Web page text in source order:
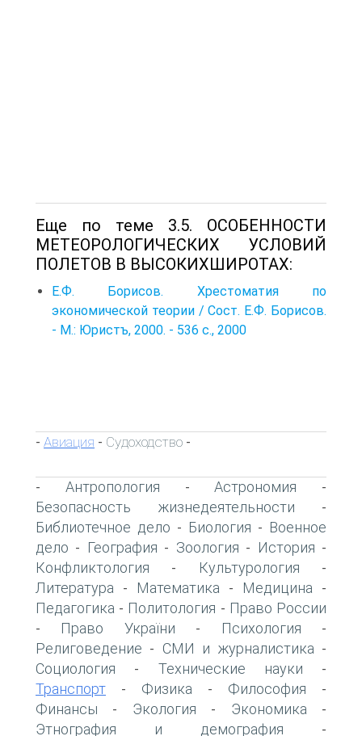
Еще по теме 3.5. ОСОБЕННОСТИ
МЕТЕОРОЛОГИЧЕСКИХ УСЛОВИЙ
ПОЛЕТОВ В ВЫСОКИХШИРОТАХ:
Е.Ф. Борисов. Хрестоматия по
экономической теории / Сост. Е.Ф. Борисов.
- М.: Юристъ, 2000. - 536 с., 2000
- Авиация - Судоходство -
- Антропология -Астрономия -
Безопасность жизнедеятельности -
Библиотечное дело - Биология - Военное
дело - География - Зоология - История -
Конфликтология - Культурология -
Литература - Математика - Медицина -
Педагогика - Политология - Право России
- Право України - Психология -
Религоведение - СМИ и журналистика -
Социология - Технические науки -
Транспорт - Физика - Философия -
Финансы - Экология - Экономика -
Этнография и демография -